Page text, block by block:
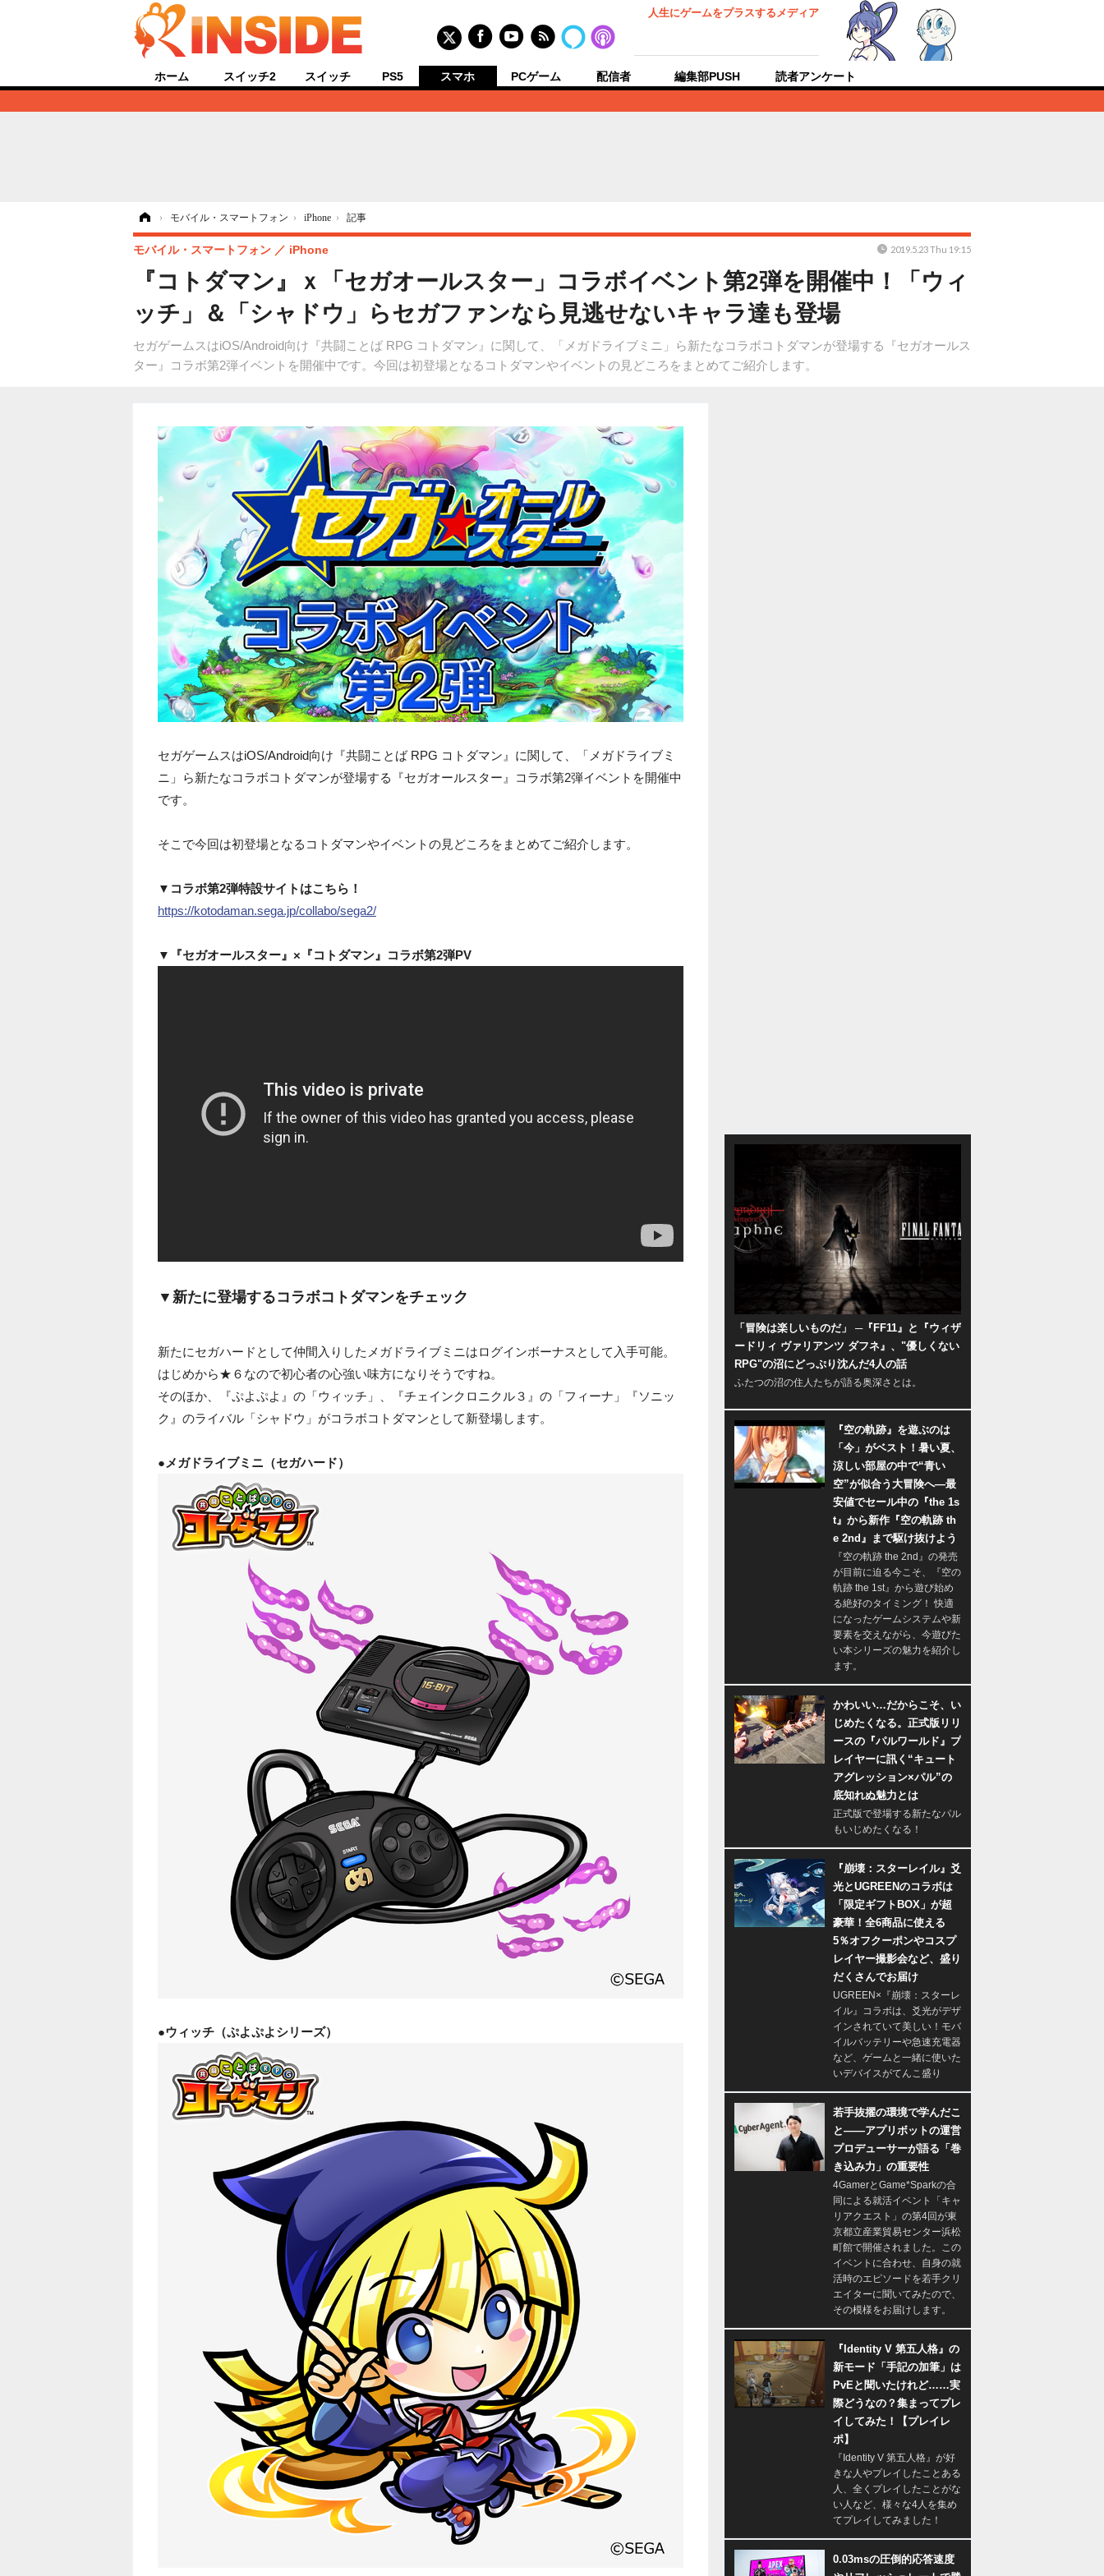
人生にゲームをプラスするメディア
ホーム スイッチ2 スイッチ PS5 スマホ PCゲーム 配信者 編集部PUSH 読者アンケート
› モバイル・スマートフォン › iPhone › 記事
『コトダマン』ｘ「セガオールスター」コラボイベント第2弾を開催中！「ウィ
ッチ」＆「シャドウ」らセガファンなら見逃せないキャラ達も登場
セガゲームスはiOS/Android向け『共闘ことば RPG コトダマン』に関して、「メガドライブミニ」ら新たなコラボコトダマンが登場する『セガオールス
ター』コラボ第2弾イベントを開催中です。今回は初登場となるコトダマンやイベントの見どころをまとめてご紹介します。
モバイル・スマートフォン iPhone 2019.5.23 Thu 19:15
セガゲームスはiOS/Android向け『共闘ことば RPG コトダマン』に関して、「メガドライブミ
ニ」ら新たなコラボコトダマンが登場する『セガオールスター』コラボ第2弾イベントを開催中
です。
そこで今回は初登場となるコトダマンやイベントの見どころをまとめてご紹介します。
▼コラボ第2弾特設サイトはこちら！
https://kotodaman.sega.jp/collabo/sega2/
▼『セガオールスター』×『コトダマン』コラボ第2弾PV
▼新たに登場するコラボコトダマンをチェック
新たにセガハードとして仲間入りしたメガドライブミニはログインボーナスとして入手可能。
はじめから★６なので初心者の心強い味方になりそうですね。
そのほか、『ぷよぷよ』の「ウィッチ」、『チェインクロニクル３』の「フィーナ」『ソニッ
ク』のライバル「シャドウ」がコラボコトダマンとして新登場します。
●メガドライブミニ（セガハード）
●ウィッチ（ぷよぷよシリーズ）
「冒険は楽しいものだ」 ─『FF11』と『ウィザ
ードリィ ヴァリアンツ ダフネ』、"優しくない
RPG"の沼にどっぷり沈んだ4人の話
ふたつの沼の住人たちが語る奥深さとは。
『空の軌跡』を遊ぶのは
「今」がベスト！暑い夏、
涼しい部屋の中で“青い
空”が似合う大冒険へ―最
安値でセール中の『the 1s
t』から新作『空の軌跡 th
e 2nd』まで駆け抜けよう
『空の軌跡 the 2nd』の発売
が目前に迫る今こそ、『空の
軌跡 the 1st』から遊び始め
る絶好のタイミング！ 快適
になったゲームシステムや新
要素を交えながら、今遊びた
い本シリーズの魅力を紹介し
ます。
かわいい…だからこそ、い
じめたくなる。正式版リリ
ースの『パルワールド』プ
レイヤーに訊く“キュート
アグレッション×パル”の
底知れぬ魅力とは
正式版で登場する新たなパル
もいじめたくなる！
『崩壊：スターレイル』爻
光とUGREENのコラボは
「限定ギフトBOX」が超
豪華！全6商品に使える
5％オフクーポンやコスプ
レイヤー撮影会など、盛り
だくさんでお届け
UGREEN×『崩壊：スターレ
イル』コラボは、爻光がデザ
インされていて美しい！モバ
イルバッテリーや急速充電器
など、ゲームと一緒に使いた
いデバイスがてんこ盛り
若手抜擢の環境で学んだこ
と――アプリボットの運営
プロデューサーが語る「巻
き込み力」の重要性
4GamerとGame*Sparkの合
同による就活イベント「キャ
リアクエスト」の第4回が東
京都立産業貿易センター浜松
町館で開催されました。この
イベントに合わせ、自身の就
活時のエピソードを若手クリ
エイターに聞いてみたので、
その模様をお届けします。
『Identity V 第五人格』の
新モード「手記の加筆」は
PvEと聞いたけれど……実
際どうなの？集まってプレ
イしてみた！【プレイレ
ポ】
『Identity V 第五人格』が好
きな人やプレイしたことある
人、全くプレイしたことがな
い人など、様々な4人を集め
てプレイしてみました！
0.03msの圧倒的応答速度